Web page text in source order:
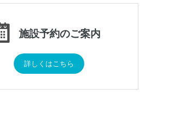
施設予約のご案内
詳しくはこちら